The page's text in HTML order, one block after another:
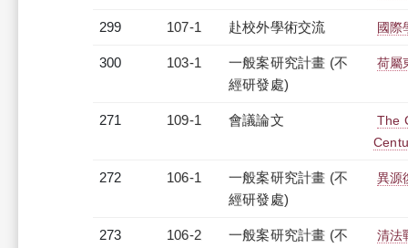
299 107-1 赴校外學術交流 國際
300 103-1
一般案研究計畫 (不
經研發處)
荷屬
271 109-1 會議論文
The
272 106-1
一般案研究計畫 (不
經研發處)
異源
273 106-2
一般案研究計畫 (不
清法